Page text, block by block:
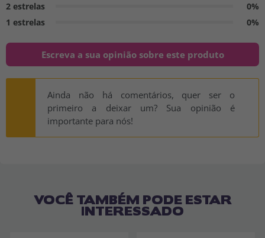
2 estrelas
0%
1 estrelas
0%
Escreva a sua opinião sobre este produto
Ainda não há comentários, quer ser o
primeiro a deixar um? Sua opinião é
importante para nós!
VOCÊ TAMBÉM PODE ESTAR
INTERESSADO